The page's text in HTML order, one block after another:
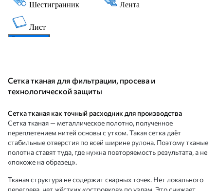
Сетка тканая для фильтрации, просева и
технологической защиты
Сетка тканая как точный расходник для производства
Сетка тканая — металлическое полотно, полученное
переплетением нитей основы с утком. Такая сетка даёт
стабильные отверстия по всей ширине рулона. Поэтому тканые
полотна ставят туда, где нужна повторяемость результата, а не
«похоже на образец».
Тканая структура не содержит сварных точек. Нет локального
перегрева, нет жёстких «островков» по узлам. Это снижает